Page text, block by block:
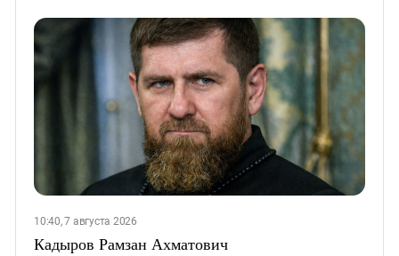
10:40, 7 августа 2026
Кадыров Рамзан Ахматович